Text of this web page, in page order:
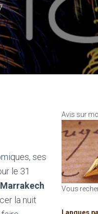
ses
le 31
la nuit
Avis sur
Vous